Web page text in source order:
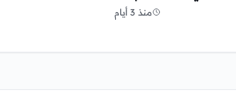
منذ 3 أيام